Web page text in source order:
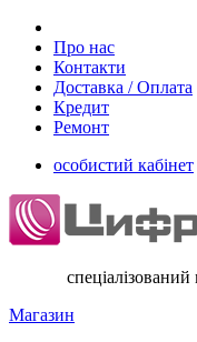
Про нас
Контакти
Доставка / Оплата
Кредит
Ремонт
особистий кабінет
Магазин